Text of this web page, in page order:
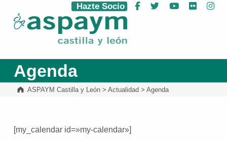
ASPAYM Castilla y León
Hazte Socio Facebook
Twitter YouTube
Flickr
Agenda
ASPAYM Castilla y León> Actualidad > Agenda
[my_calendar id=»my-calendar»]